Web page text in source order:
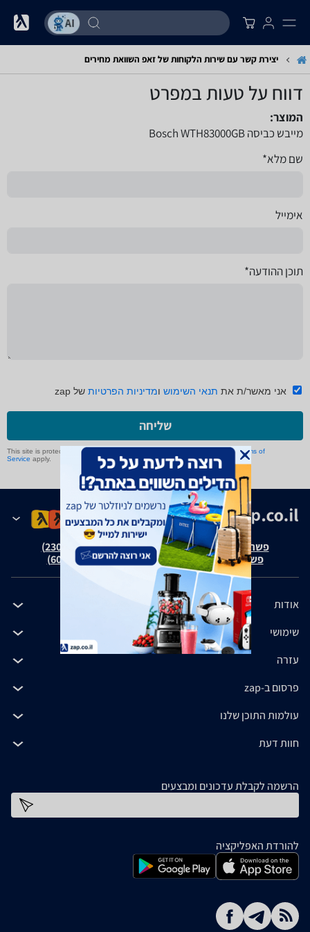
יצירת קשר עם שירות הלקוחות של זאפ השוואת מחירים
דווח על טעות במפרט
המוצר:
מייבש כביסה Bosch WTH83000GB
שם מלא*
אימייל
תוכן ההודעה*
אני מאשר/ת את תנאי השימוש ומדיניות הפרטיות של zap
שליחה
This site is protected by reCAPTCHA and the Google and Terms of
Service apply.
פשרה בת"צ אבנצ'יק נ' זאפ גרופ (ת"צ 23008-08-20)
פשרה בת"צ כהנים נ' זאפ גרופ (ת"צ 60371-12-19)
אודות
שימושי
עזרה
פרסום ב-zap
עולמות התוכן שלנו
חוות דעת
הרשמה לקבלת עדכונים ומבצעים
להורדת האפליקציה